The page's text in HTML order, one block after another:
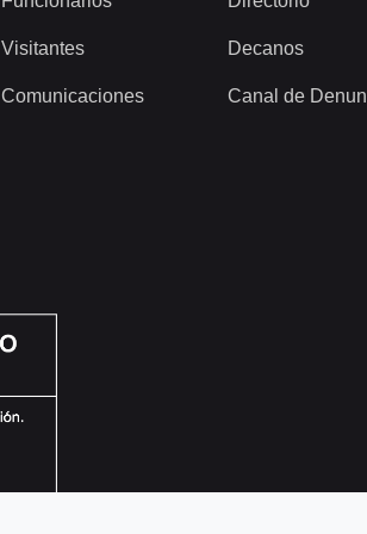
Visitantes
Comunicaciones
Decanos
Canal de